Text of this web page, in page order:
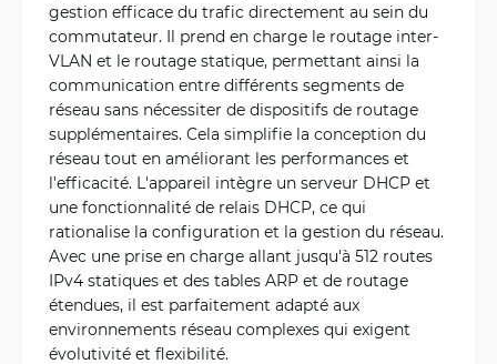
gestion efficace du trafic directement au sein du
commutateur. Il prend en charge le routage inter-
VLAN et le routage statique, permettant ainsi la
communication entre différents segments de
réseau sans nécessiter de dispositifs de routage
supplémentaires. Cela simplifie la conception du
réseau tout en améliorant les performances et
l'efficacité. L'appareil intègre un serveur DHCP et
une fonctionnalité de relais DHCP, ce qui
rationalise la configuration et la gestion du réseau.
Avec une prise en charge allant jusqu'à 512 routes
IPv4 statiques et des tables ARP et de routage
étendues, il est parfaitement adapté aux
environnements réseau complexes qui exigent
évolutivité et flexibilité.